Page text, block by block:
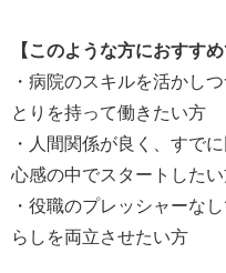
【このような方におすすめ
・病院のスキルを活かし
とりを持って働きたい方
・人間関係が良く、すで
心感の中でスタートした
・役職のプレッシャーな
らしを両立させたい方